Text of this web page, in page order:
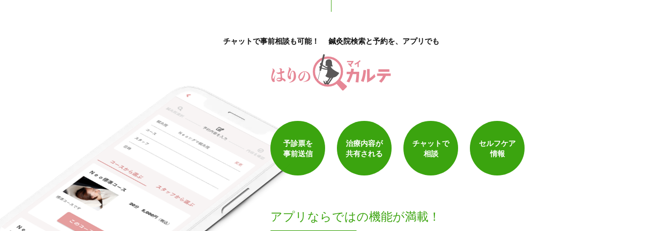
検索結果を見る
チャットで事前相談も可能！ 鍼灸院検索と予約を、アプリでも
予診票を
事前送信
治療内容が
共有される
チャットで
相談
セルフケア
情報
アプリならではの機能が満載！